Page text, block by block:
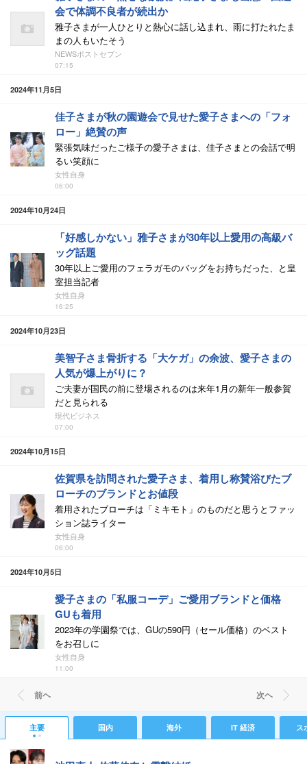
会で体調不良者が続出か
雅子さまが一人ひとりと熱心に話し込まれ、雨に打たれたま
まの人もいたそう
NEWSポストセブン
07:15
2024年11月5日
佳子さまが秋の園遊会で見せた愛子さまへの「フォ
ロー」絶賛の声
緊張気味だったご様子の愛子さまは、佳子さまとの会話で明
るい笑顔に
女性自身
06:00
2024年10月24日
「好感しかない」雅子さまが30年以上愛用の高級バ
ッグ話題
30年以上ご愛用のフェラガモのバッグをお持ちだった、と皇
室担当記者
女性自身
16:25
2024年10月23日
美智子さま骨折する「大ケガ」の余波、愛子さまの
人気が爆上がりに？
ご夫妻が国民の前に登場されるのは来年1月の新年一般参賀
だと見られる
現代ビジネス
07:00
2024年10月15日
佐賀県を訪問された愛子さま、着用し称賛浴びたブ
ローチのブランドとお値段
着用されたブローチは「ミキモト」のものだと思うとファッ
ション誌ライター
女性自身
06:00
2024年10月5日
愛子さまの「私服コーデ」ご愛用ブランドと価格
GUも着用
2023年の学園祭では、GUの590円（セール価格）のベスト
をお召しに
女性自身
11:00
前ヘ 次ヘ
主要 国内 海外 IT 経済 ス